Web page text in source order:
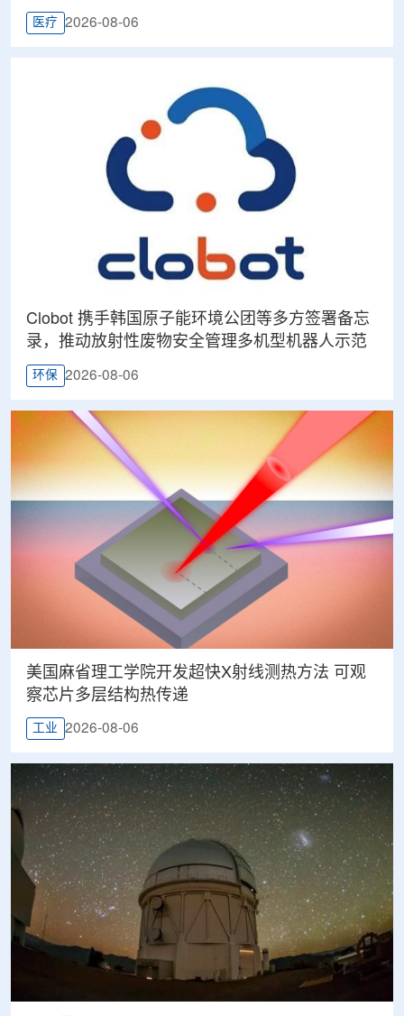
医疗 2026-08-06
Clobot 携手韩国原子能环境公团等多方签署备忘
录，推动放射性废物安全管理多机型机器人示范
环保 2026-08-06
美国麻省理工学院开发超快X射线测热方法 可观
察芯片多层结构热传递
工业 2026-08-06